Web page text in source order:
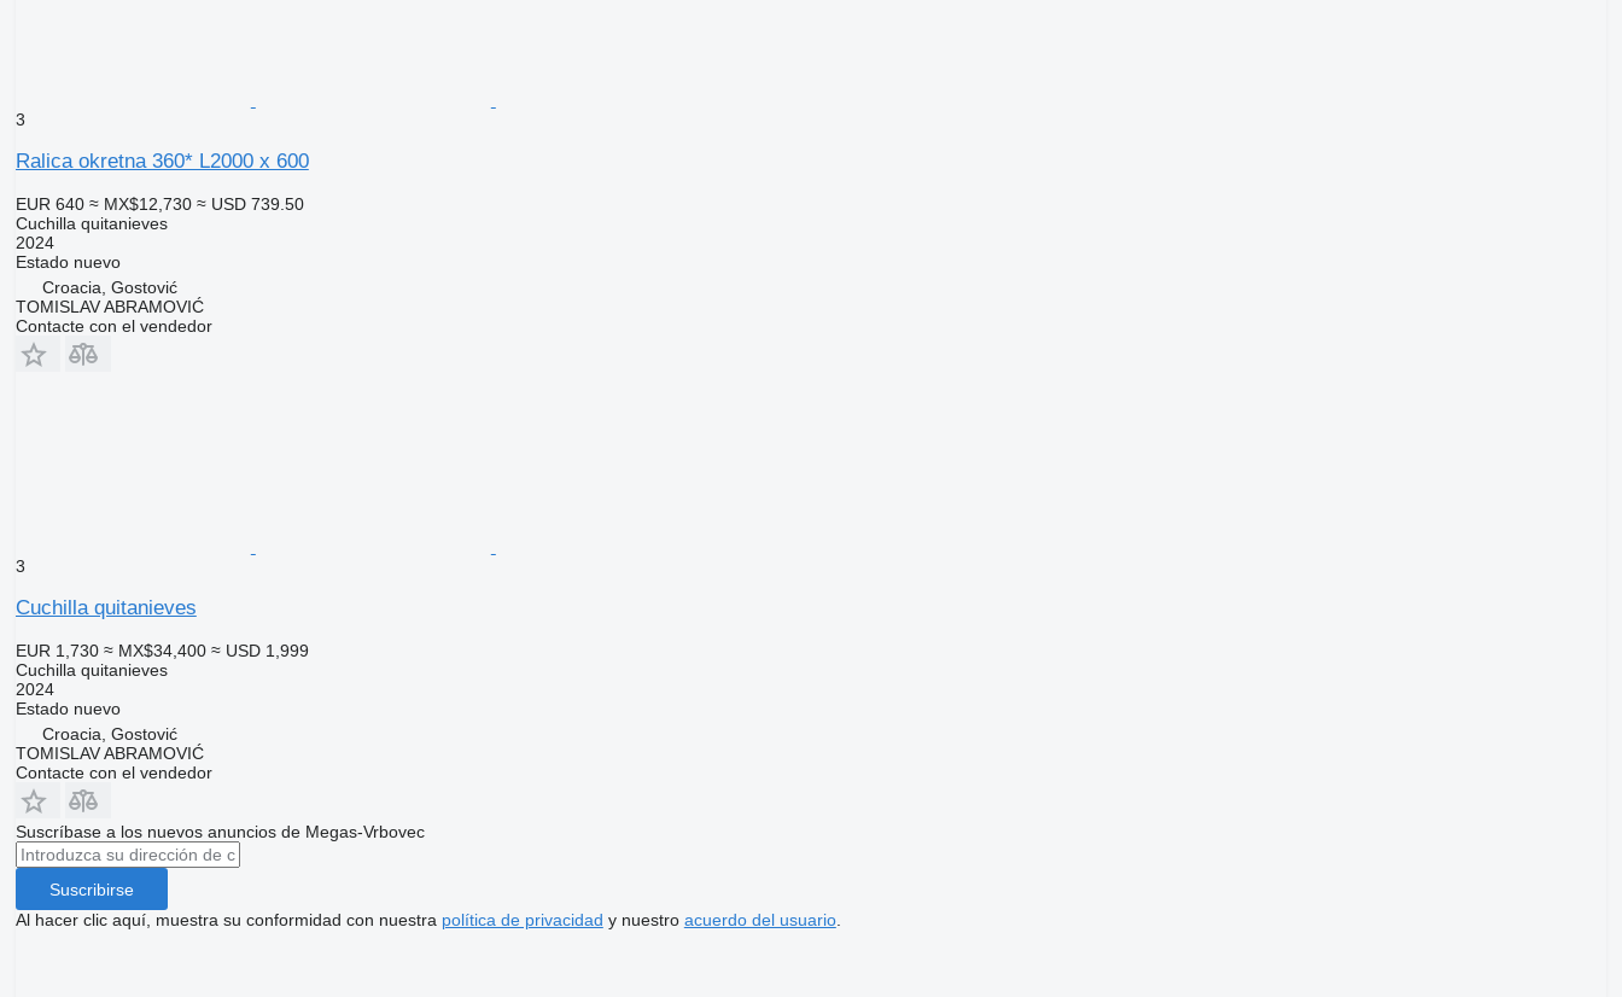
3
Ralica okretna 360* L2000 x 600
EUR 640 ≈ MX$12,730 ≈ USD 739.50
Cuchilla quitanieves
2024
Estadonuevo
Croacia, Gostović
TOMISLAV ABRAMOVIĆ
Contacte con el vendedor
3
Cuchilla quitanieves
EUR 1,730 ≈ MX$34,400 ≈ USD 1,999
Cuchilla quitanieves
2024
Estadonuevo
Croacia, Gostović
TOMISLAV ABRAMOVIĆ
Contacte con el vendedor
Suscríbase a los nuevos anuncios de Megas-Vrbovec
Suscribirse
Al hacer clic aquí, muestra su conformidad con nuestra política de privacidad y nuestro acuerdo del usuario.